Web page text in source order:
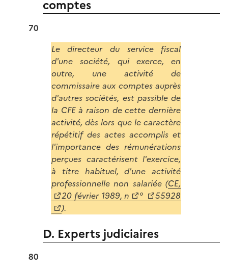
comptes
70
Le directeur du service fiscal
d'une société, qui exerce, en
outre, une activité de
commissaire aux comptes auprès
d'autres sociétés, est passible de
la CFE à raison de cette dernière
activité, dès lors que le caractère
répétitif des actes accomplis et
l'importance des rémunérations
perçues caractérisent l'exercice,
à titre habituel, d'une activité
professionnelle non salariée (CE,
20 février 1989, n
°
55928
).
D. Experts judiciaires
80